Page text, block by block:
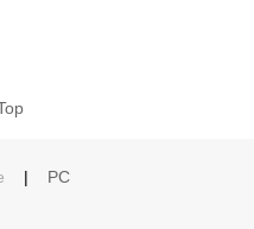
| PC